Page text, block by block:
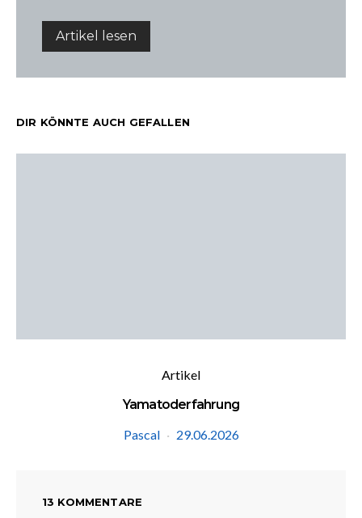
Artikel lesen
DIR KÖNNTE AUCH GEFALLEN
Artikel
Yamatoderfahrung
Pascal
29.06.2026
13 KOMMENTARE